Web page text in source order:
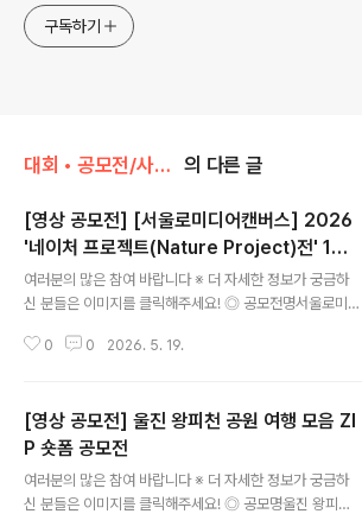
구독하기
대회 • 공모전/사진 • 영상 의 다른 글
[영상 공모전] [서울로미디어캔버스] 2026
'네이처 프로젝트(Nature Project)전' 1차
공모
여러분의 많은 참여 바랍니다 ※ 더 자세한 정보가 궁금하
신 분들은 이미지를 클릭해주세요! ◎ 공모전명서울로미디
차 공모 ◎ 참가자격대한민국 국적 국민 누구나 ◎ 공모주
ecan@gmail.com) ◎ 제출자료1. 참가신청서, 참가동
의서, 작가약력 각 1부 [서식 1~3호]2. 전시계획서 1부(A
4 1~2장) [서식 4호]3. 작품(동영상) 1점 (기존 제작 작품
또는 신규 제작 작품) ◎ 지원사항각 작가별 작품(제작)창
0 0 2026. 5. 19.
[영상 공모전] 울진 왕피천 공원 여행 모음 ZI
P 숏폼 공모전
여러분의 많은 참여 바랍니다 ※ 더 자세한 정보가 궁금하
신 분들은 이미지를 클릭해주세요! ◎ 공모명울진 왕피천